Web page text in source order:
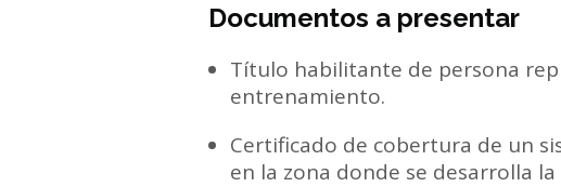
Documentos a presentar
Título habilitante de persona
entrenamiento.
Certificado de cobertura de un
en la zona donde se desarrolla